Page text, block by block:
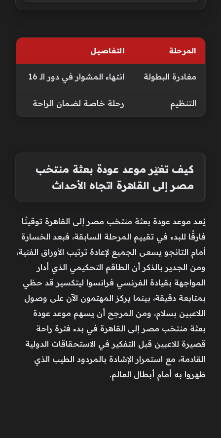
المرحلة التفاصيل
مغادرة البطولة انتهاء المشوار في دور الـ 16
التنظيم رحلة خاصة لضمان الراحة
كيف تغيّر موعد عودة بعثة منتخب
مصر إلى القاهرة اتجاه الأحداث
يُعد موعد عودة بعثة منتخب مصر إلى القاهرة توقيتًا
فارقًا للبدء في تقييم المرحلة السابقة، فبعد الخسارة
أمام التانجو يسعى الجميع لإعادة ترتيب الأوراق الفنية،
ومن الجدير بالذكر أن الطاقم التحكيمي الذي أدار
المواجهة بقيادة الفرنسي فرانسوا ليتكسير قد حظي
بمتابعة دقيقة، بينما يركز المهتمون الآن على وصول
اللاعبين بسلام، ومن المرجح أن يسهم موعد عودة
بعثة منتخب مصر إلى القاهرة في بدء فترة راحة
قصيرة للاعبين قبل التفكير في الاستحقاقات الدولية
القادمة، مع استمرار الإشادة بالمردود الطيب الذي
ظهروا به أمام أبطال العالم.